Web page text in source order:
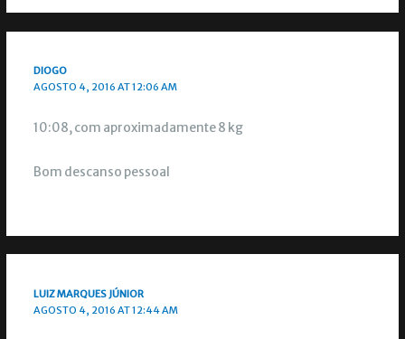
DIOGO
AGOSTO 4, 2016 AT 12:06 AM
10:08, com aproximadamente 8 kg
Bom descanso pessoal
LUIZ MARQUES JÚNIOR
AGOSTO 4, 2016 AT 12:44 AM